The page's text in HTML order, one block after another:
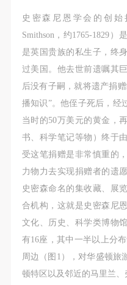
史密森尼恩学会的创始
Smithson，约1765-1829
是英国贵族的私生子，终
过美国。他去世前遗嘱其
后没有子嗣，就将遗产捐
播知识”。他侄子死后，经
当时的50万美元的黄金，
书、科学笔记等物）终于
受这笔捐赠是非常慎重的
力物力去实现捐赠者的遗
史密森命名的集收藏、展
合机构，这就是史密森尼
文化、历史、科学类博物
有16座，其中一半以上分
周边（图1），对华盛顿旅
顿特区以及邻近的马里兰、
当承当相应的全部责任
失。活动中任何非事故
事故的任何责任。
中央美术学院美术馆肖
根据《中华人民共和国
民法通则》以及 最高人
人民共和国民法通则》
有关规定，为明确肖像
方）的权利义务关系，
带有甲方肖像的作品的
一、 一般约定
（1）、甲方为本协议
肖像权许可乙方作符合
途。
（2）、乙方中央美术
性、专业性、国际化的
当承当相应的全部责任
失。活动中任何非事故
事故的任何责任。
中央美术学院美术馆肖
根据《中华人民共和国
民法通则》以及 最高人
人民共和国民法通则》
有关规定，为明确肖像
方）的权利义务关系，
带有甲方肖像的作品的
一、 一般约定
（1）、甲方为本协议
肖像权许可乙方作符合
途。
（2）、乙方中央美术
性、专业性、国际化的
当承当相应的全部责任
失。活动中任何非事故
事故的任何责任。
中央美术学院美术馆肖
根据《中华人民共和国
民法通则》以及 最高人
人民共和国民法通则》
有关规定，为明确肖像
方）的权利义务关系，
带有甲方肖像的作品的
一、 一般约定
（1）、甲方为本协议
肖像权许可乙方作符合
途。
（2）、乙方中央美术
性、专业性、国际化的